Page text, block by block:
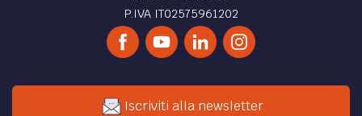
P.IVA IT02575961202
Iscriviti alla newsletter